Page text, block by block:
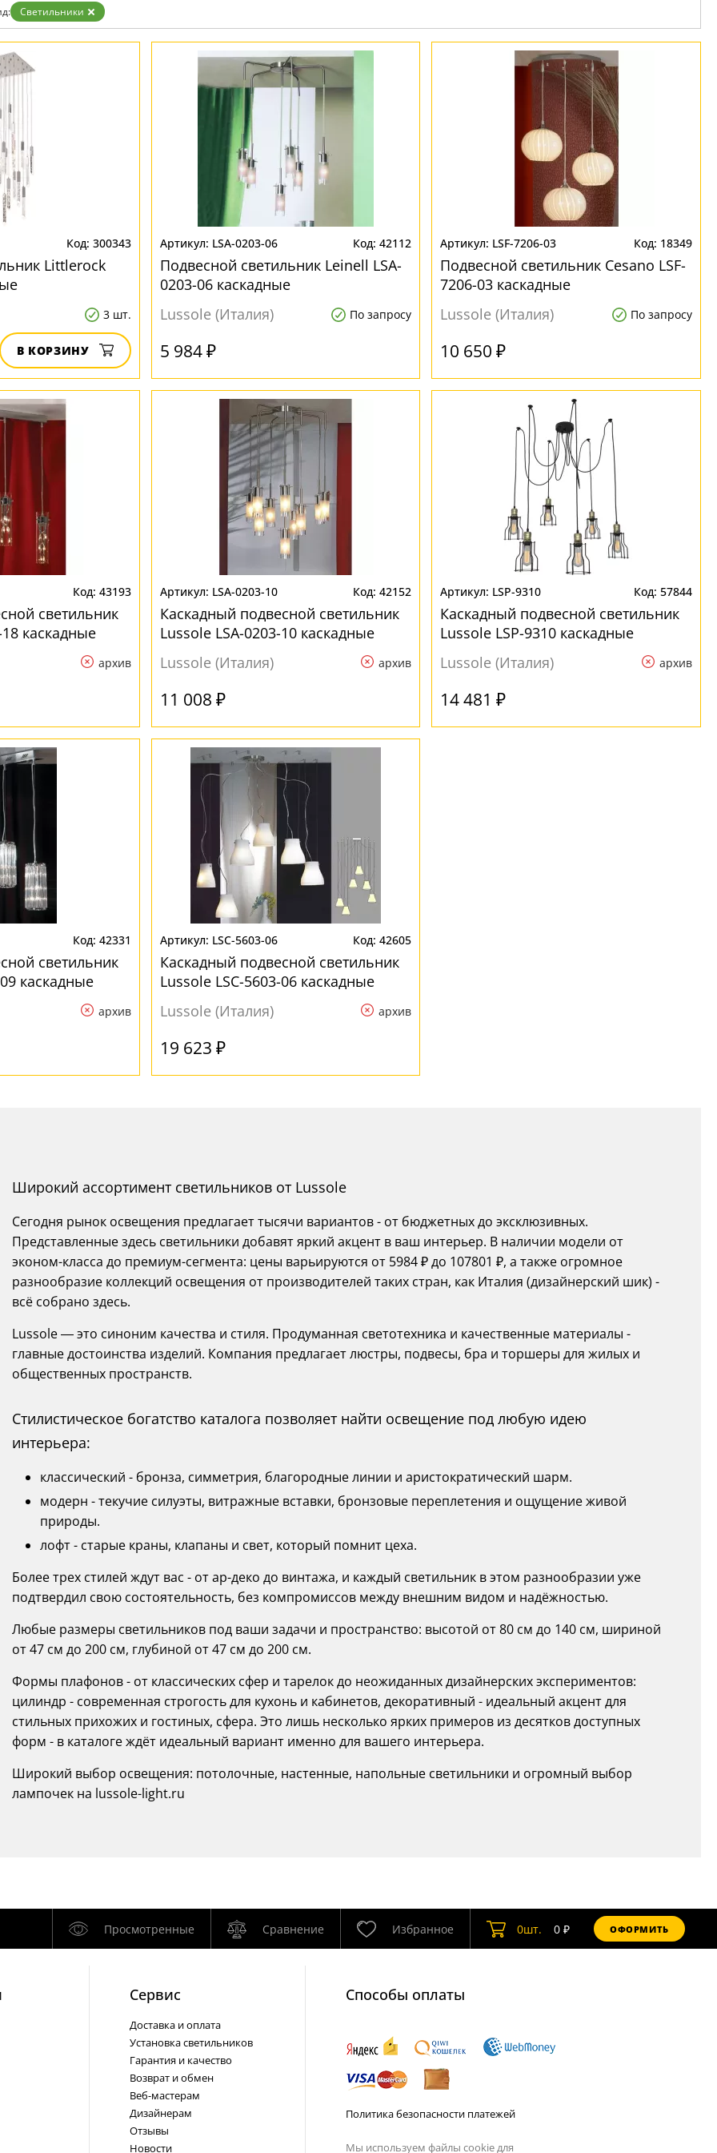
Светильники
300343
Littlerock
3 шт.
В КОРЗИНУ
LSA-0203-06 42112
Подвесной светильник Leinell LSA-
0203-06 каскадные
Lussole (Италия)
По запросу
5 984 ₽
LSF-7206-03 18349
Подвесной светильник Cesano LSF-
7206-03 каскадные
Lussole (Италия)
По запросу
10 650 ₽
43193
светильник
каскадные
архив
LSA-0203-10 42152
Каскадный подвесной светильник
Lussole LSA-0203-10 каскадные
Lussole (Италия)
архив
11 008 ₽
LSP-9310 57844
Каскадный подвесной светильник
Lussole LSP-9310 каскадные
Lussole (Италия)
архив
14 481 ₽
42331
светильник
каскадные
архив
LSC-5603-06 42605
Каскадный подвесной светильник
Lussole LSC-5603-06 каскадные
Lussole (Италия)
архив
19 623 ₽
Широкий ассортимент светильников от Lussole
Сегодня рынок освещения предлагает тысячи вариантов - от бюджетных до эксклюзивных.
Представленные здесь светильники добавят яркий акцент в ваш интерьер. В наличии модели от
эконом-класса до премиум-сегмента: цены варьируются от 5984 ₽ до 107801 ₽, а также огромное
разнообразие коллекций освещения от производителей таких стран, как Италия (дизайнерский шик) -
всё собрано здесь.
Lussole — это синоним качества и стиля. Продуманная светотехника и качественные материалы -
главные достоинства изделий. Компания предлагает люстры, подвесы, бра и торшеры для жилых и
общественных пространств.
Стилистическое богатство каталога позволяет найти освещение под любую идею
интерьера:
классический - бронза, симметрия, благородные линии и аристократический шарм.
модерн - текучие силуэты, витражные вставки, бронзовые переплетения и ощущение живой
природы.
лофт - старые краны, клапаны и свет, который помнит цеха.
Более трех стилей ждут вас - от ар-деко до винтажа, и каждый светильник в этом разнообразии уже
подтвердил свою состоятельность, без компромиссов между внешним видом и надёжностью.
Любые размеры светильников под ваши задачи и пространство: высотой от 80 см до 140 см, шириной
от 47 см до 200 см, глубиной от 47 см до 200 см.
Формы плафонов - от классических сфер и тарелок до неожиданных дизайнерских экспериментов:
цилиндр - современная строгость для кухонь и кабинетов, декоративный - идеальный акцент для
стильных прихожих и гостиных, сфера. Это лишь несколько ярких примеров из десятков доступных
форм - в каталоге ждёт идеальный вариант именно для вашего интерьера.
Широкий выбор освещения: потолочные, настенные, напольные светильники и огромный выбор
лампочек на lussole-light.ru
Просмотренные Сравнение Избранное 0шт. 0₽ ОФОРМИТЬ
Cервис
Доставка и оплата
Установка светильников
Гарантия и качество
Возврат и обмен
Веб-мастерам
Дизайнерам
Отзывы
Новости
Способы оплаты
Политика безопасности платежей
Мы используем файлы cookie для